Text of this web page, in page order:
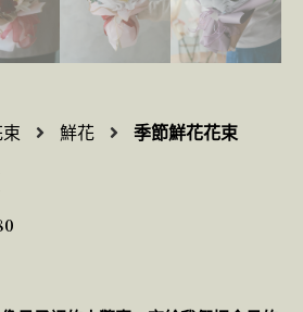
鮮花 季節鮮花花束